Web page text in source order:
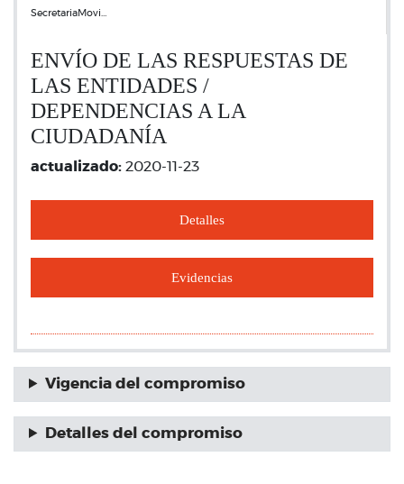
SecretariaMovi…
ENVÍO DE LAS RESPUESTAS DE
LAS ENTIDADES /
DEPENDENCIAS A LA
CIUDADANÍA
actualizado: 2020-11-23
Detalles
Evidencias
Vigencia del compromiso
Detalles del compromiso